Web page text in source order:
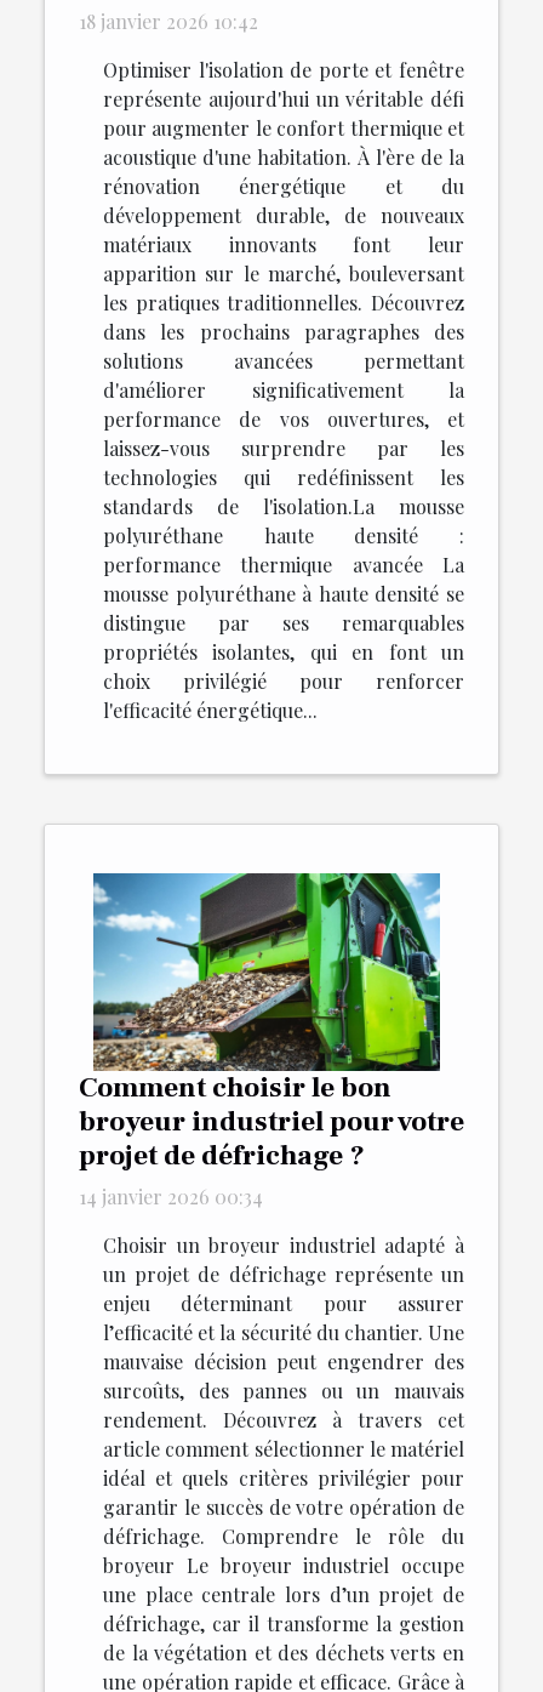
18 janvier 2026 10:42
Optimiser l'isolation de porte et fenêtre
représente aujourd'hui un véritable défi
pour augmenter le confort thermique et
acoustique d'une habitation. À l'ère de la
rénovation énergétique et du
développement durable, de nouveaux
matériaux innovants font leur
apparition sur le marché, bouleversant
les pratiques traditionnelles. Découvrez
dans les prochains paragraphes des
solutions avancées permettant
d'améliorer significativement la
performance de vos ouvertures, et
laissez-vous surprendre par les
technologies qui redéfinissent les
standards de l'isolation.La mousse
polyuréthane haute densité :
performance thermique avancée La
mousse polyuréthane à haute densité se
distingue par ses remarquables
propriétés isolantes, qui en font un
choix privilégié pour renforcer
l'efficacité énergétique...
Comment choisir le bon
broyeur industriel pour votre
projet de défrichage ?
14 janvier 2026 00:34
Choisir un broyeur industriel adapté à
un projet de défrichage représente un
enjeu déterminant pour assurer
l’efficacité et la sécurité du chantier. Une
mauvaise décision peut engendrer des
surcoûts, des pannes ou un mauvais
rendement. Découvrez à travers cet
article comment sélectionner le matériel
idéal et quels critères privilégier pour
garantir le succès de votre opération de
défrichage. Comprendre le rôle du
broyeur Le broyeur industriel occupe
une place centrale lors d’un projet de
défrichage, car il transforme la gestion
de la végétation et des déchets verts en
une opération rapide et efficace. Grâce à